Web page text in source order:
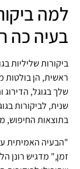
למה
בעיה כה
ביקורות שליליות
ראשית, הן
שלך בגוגל, הדירוג
שנית, לביקורות
בתוצאות החיפוש,
"הבעיה האמיתית
זמן," מדגיש רונן